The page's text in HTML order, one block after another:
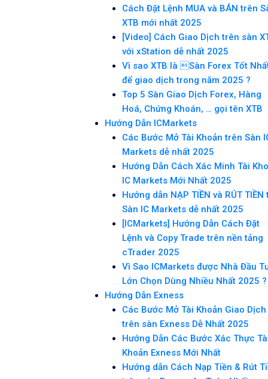
Cách Đặt Lệnh MUA và BÁN trên
XTB mới nhất 2025
[Video] Cách Giao Dịch trên sàn
với xStation dễ nhất 2025
Vì sao XTB là Sàn Forex Tốt
để giao dịch trong năm 2025 ?
Top 5 Sàn Giao Dịch Forex, Hàng
Hoá, Chứng Khoán, … gọi tên XTB
Hướng Dẫn ICMarkets
Các Bước Mở Tài Khoản trên Sàn
Markets dễ nhất 2025
Hướng Dẫn Cách Xác Minh Tài
IC Markets Mới Nhất 2025
Hướng dẫn NẠP TIỀN và RÚT TIỀN
Sàn IC Markets dễ nhất 2025
[ICMarkets] Hướng Dẫn Cách Đặt
Lệnh và Copy Trade trên nền tảng
cTrader 2025
Vì Sao ICMarkets được Nhà Đầu
Lớn Chọn Dùng Nhiều Nhất 2025 ?
Hướng Dẫn Exness
Các Bước Mở Tài Khoản Giao Dịch
trên sàn Exness Dễ Nhất 2025
Hướng Dẫn Các Bước Xác Thực
Khoản Exness Mới Nhất
Hướng dẫn Cách Nạp Tiền & Rút